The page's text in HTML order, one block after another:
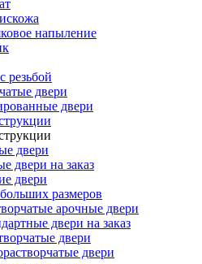
напыление
резьбой
двери
двери
двери
двери на заказ
двери
размеров
арочные двери
двери на заказ
двери
двери